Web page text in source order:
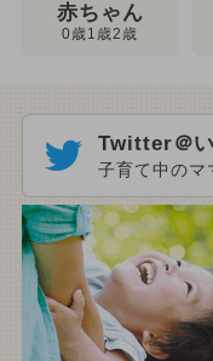
赤ちゃん
0歳1歳2歳
Twitter＠
子育て中のマ